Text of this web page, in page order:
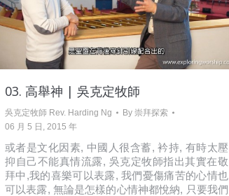
03. 高舉神 | 吳克定牧師
吳克定牧師 Rev. Harding Ng By 崇拜探索
06 月 5 日, 2015 年
或者是文化因素, 中國人很含蓄, 衿持, 有時太壓
抑自己不能真情流露, 吳克定牧師指出其實在敬
拜中,我的喜樂可以表露, 我們憂傷痛苦的心情也
可以表露, 無論是怎樣的心情神都悅納, 只要我們